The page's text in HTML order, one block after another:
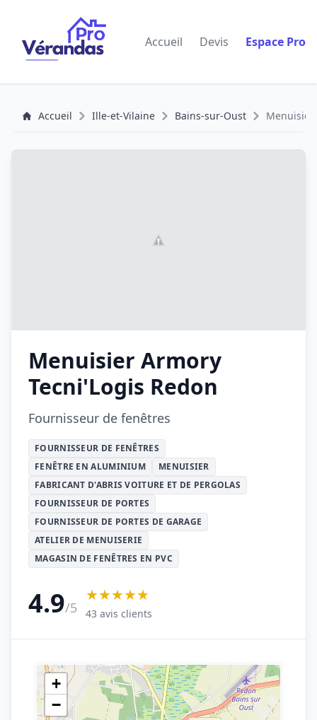
Accueil Devis Espace Pro
Accueil Ille-et-Vilaine Bains-sur-Oust Menuisier
Menuisier Armory
Tecni'Logis Redon
Fournisseur de fenêtres
FOURNISSEUR DE FENÊTRES
FENÊTRE EN ALUMINIUM
MENUISIER
FABRICANT D'ABRIS VOITURE ET DE PERGOLAS
FOURNISSEUR DE PORTES
FOURNISSEUR DE PORTES DE GARAGE
ATELIER DE MENUISERIE
MAGASIN DE FENÊTRES EN PVC
4.9/5
★★★★★
43 avis clients
+
−